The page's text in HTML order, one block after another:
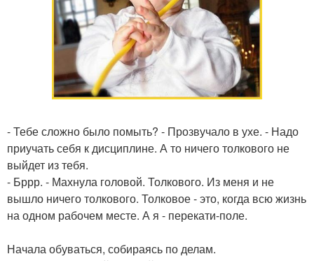
- Тебе сложно было помыть? - Прозвучало в ухе. - Надо
приучать себя к дисциплине. А то ничего толкового не
выйдет из тебя.
- Бррр. - Махнула головой. Толкового. Из меня и не
вышло ничего толкового. Толковое - это, когда всю жизнь
на одном рабочем месте. А я - перекати-поле.
Начала обуваться, собираясь по делам.